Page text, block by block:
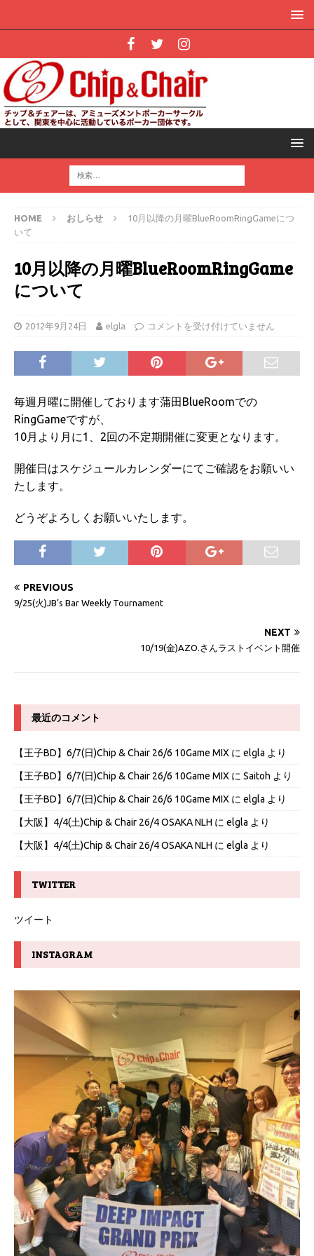
HOME おしらせ
10月以降の月曜BlueRoomRingGameにつ
いて
10月以降の月曜BlueRoomRingGame
について
2012年9月24日 elgla コメントを受け付けていません
毎週月曜に開催しております蒲田BlueRoomでの
RingGameですが、
10月より月に1、2回の不定期開催に変更となります。
開催日はスケジュールカレンダーにてご確認をお願いい
たします。
どうぞよろしくお願いいたします。
PREVIOUS
9/25(火)JB’s Bar Weekly Tournament
NEXT
10/19(金)AZO.さんラストイベント開催
最近のコメント
【王子BD】6/7(日)Chip & Chair 26/6 10Game MIX に elgla より
【王子BD】6/7(日)Chip & Chair 26/6 10Game MIX に Saitoh より
【王子BD】6/7(日)Chip & Chair 26/6 10Game MIX に elgla より
【大阪】4/4(土)Chip & Chair 26/4 OSAKA NLH に elgla より
【大阪】4/4(土)Chip & Chair 26/4 OSAKA NLH に elgla より
TWITTER
ツイート
INSTAGRAM